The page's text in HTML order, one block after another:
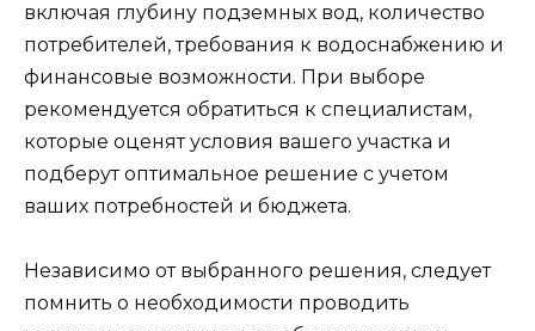
включая глубину подземных вод, количество
потребителей, требования к водоснабжению и
финансовые возможности. При выборе
рекомендуется обратиться к специалистам,
которые оценят условия вашего участка и
подберут оптимальное решение с учетом
ваших потребностей и бюджета.
Независимо от выбранного решения, следует
помнить о необходимости проводить